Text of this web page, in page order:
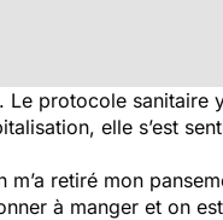
Le protocole sanitaire
elle s’est
m’a retiré mon
à manger et on